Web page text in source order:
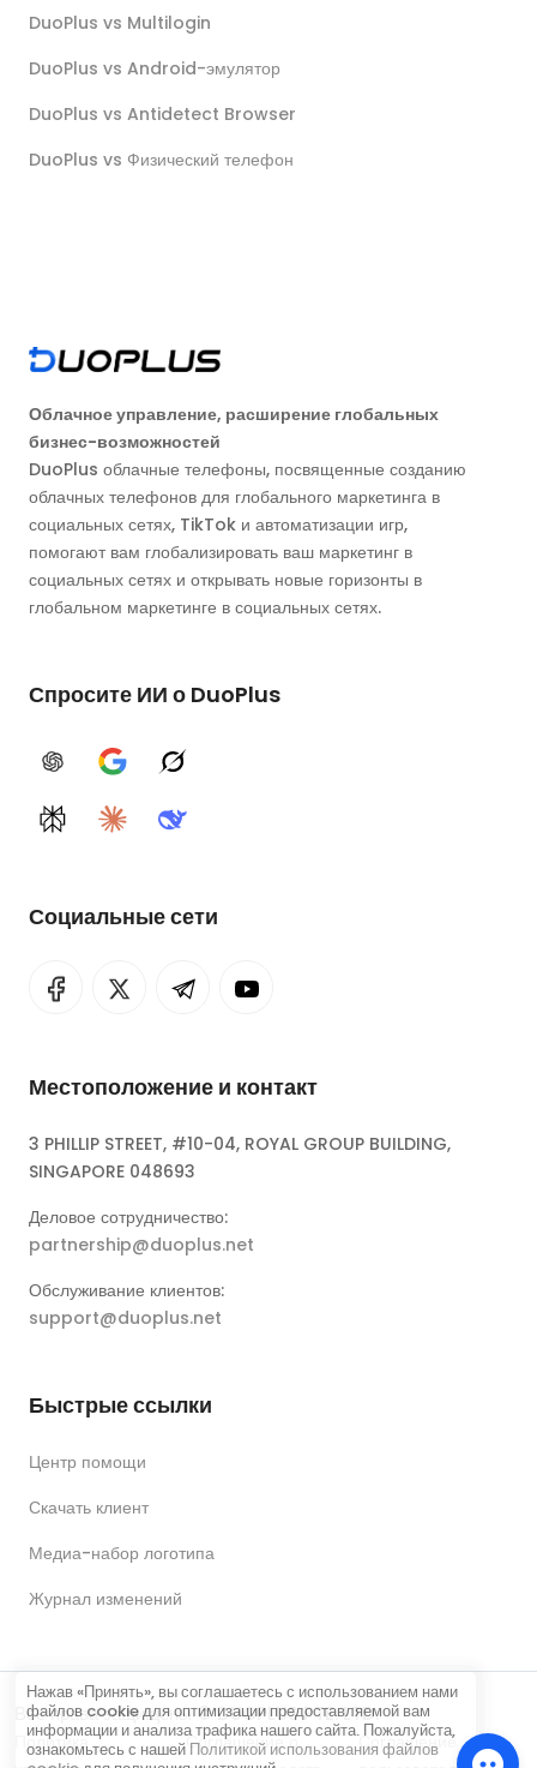
DuoPlus vs Multilogin
DuoPlus vs Android-эмулятор
DuoPlus vs Antidetect Browser
DuoPlus vs Физический телефон
Облачное управление, расширение глобальных
бизнес-возможностей
DuoPlus облачные телефоны, посвященные созданию
облачных телефонов для глобального маркетинга в
социальных сетях, TikTok и автоматизации игр,
помогают вам глобализировать ваш маркетинг в
социальных сетях и открывать новые горизонты в
глобальном маркетинге в социальных сетях.
Спросите ИИ о DuoPlus
ChatGPTGoogle AIGrok
PerplexityClaudeDeepSeek
Социальные сети
Местоположение и контакт
3 PHILLIP STREET, #10-04, ROYAL GROUP BUILDING,
SINGAPORE 048693
Деловое сотрудничество:
partnership@duoplus.net
Обслуживание клиентов:
support@duoplus.net
Быстрые ссылки
Центр помощи
Скачать клиент
Медиа-набор логотипа
Журнал изменений
Все права защищены © DUOPLUS PTE. LTD.
Политика
Соглашение о
Соглашение
Нажав «Принять», вы соглашаетесь с использованием нами
файлов cookie для оптимизации предоставляемой вам
информации и анализа трафика нашего сайта. Пожалуйста,
ознакомьтесь с нашей Политикой использования файлов